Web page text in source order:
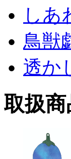
しあ
鳥獣
透か
取扱商